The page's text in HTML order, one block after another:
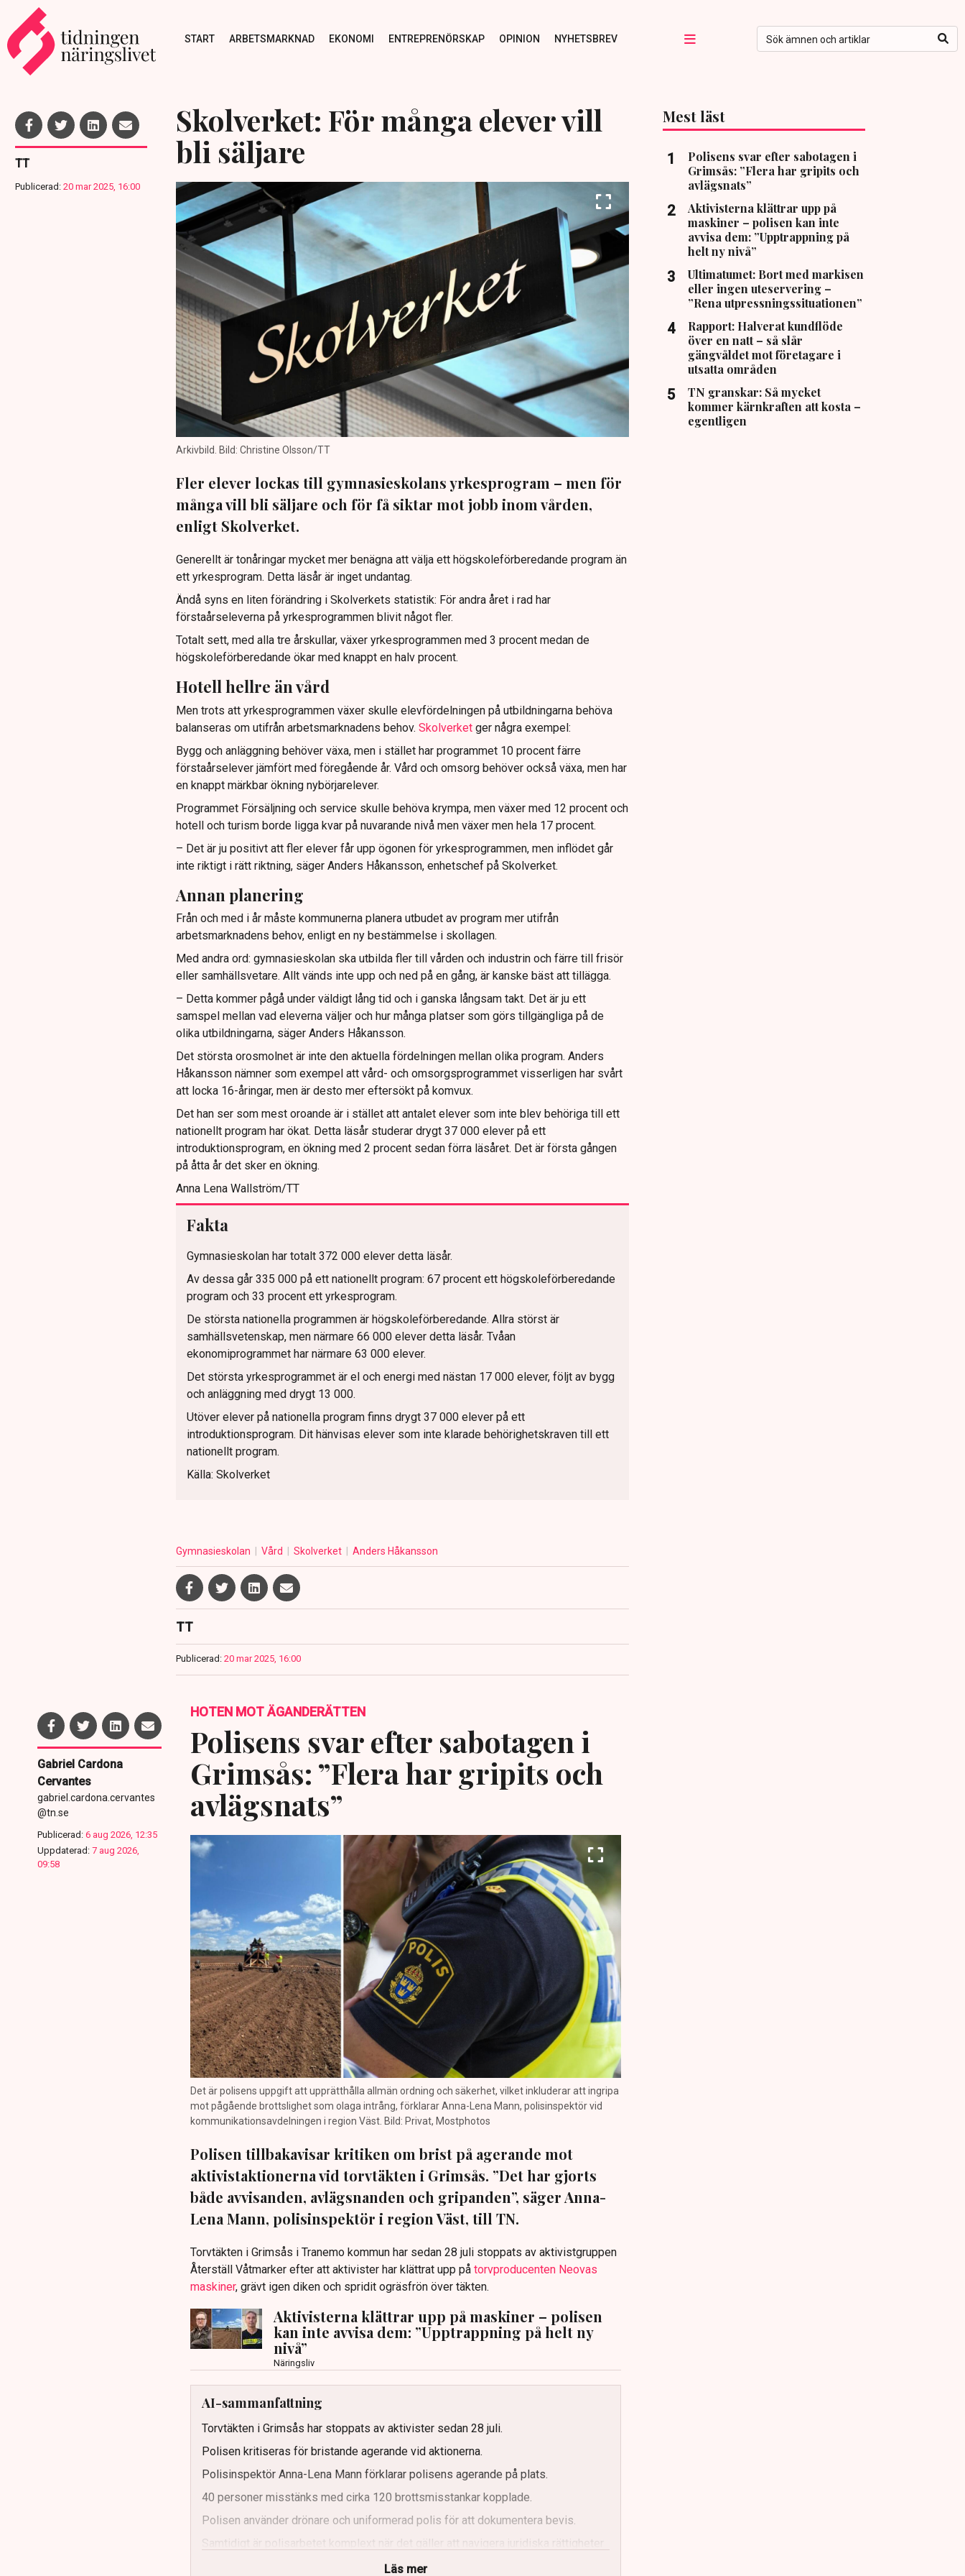
START ARBETSMARKNAD EKONOMI ENTREPRENÖRSKAP OPINION NYHETSBREV
TT
Publicerad: 20 mar 2025, 16:00
Skolverket: För många elever vill
bli säljare
Arkivbild. Bild: Christine Olsson/TT
Fler elever lockas till gymnasieskolans yrkesprogram – men för
många vill bli säljare och för få siktar mot jobb inom vården,
enligt Skolverket.
Generellt är tonåringar mycket mer benägna att välja ett högskoleförberedande program än
ett yrkesprogram. Detta läsår är inget undantag.
Ändå syns en liten förändring i Skolverkets statistik: För andra året i rad har
förstaårseleverna på yrkesprogrammen blivit något fler.
Totalt sett, med alla tre årskullar, växer yrkesprogrammen med 3 procent medan de
högskoleförberedande ökar med knappt en halv procent.
Hotell hellre än vård
Men trots att yrkesprogrammen växer skulle elevfördelningen på utbildningarna behöva
balanseras om utifrån arbetsmarknadens behov. Skolverketger några exempel:
Bygg och anläggning behöver växa, men i stället har programmet 10 procent färre
förstaårselever jämfört med föregående år. Vård och omsorg behöver också växa, men har
en knappt märkbar ökning nybörjarelever.
Programmet Försäljning och service skulle behöva krympa, men växer med 12 procent och
hotell och turism borde ligga kvar på nuvarande nivå men växer men hela 17 procent.
– Det är ju positivt att fler elever får upp ögonen för yrkesprogrammen, men inflödet går
inte riktigt i rätt riktning, säger Anders Håkansson, enhetschef på Skolverket.
Annan planering
Från och med i år måste kommunerna planera utbudet av program mer utifrån
arbetsmarknadens behov, enligt en ny bestämmelse i skollagen.
Med andra ord: gymnasieskolan ska utbilda fler till vården och industrin och färre till frisör
eller samhällsvetare. Allt vänds inte upp och ned på en gång, är kanske bäst att tillägga.
– Detta kommer pågå under väldigt lång tid och i ganska långsam takt. Det är ju ett
samspel mellan vad eleverna väljer och hur många platser som görs tillgängliga på de
olika utbildningarna, säger Anders Håkansson.
Det största orosmolnet är inte den aktuella fördelningen mellan olika program. Anders
Håkansson nämner som exempel att vård- och omsorgsprogrammet visserligen har svårt
att locka 16-åringar, men är desto mer eftersökt på komvux.
Det han ser som mest oroande är i stället att antalet elever som inte blev behöriga till ett
nationellt program har ökat. Detta läsår studerar drygt 37 000 elever på ett
introduktionsprogram, en ökning med 2 procent sedan förra läsåret. Det är första gången
på åtta år det sker en ökning.
Anna Lena Wallström/TT
Fakta
Gymnasieskolan har totalt 372 000 elever detta läsår.
Av dessa går 335 000 på ett nationellt program: 67 procent ett högskoleförberedande
program och 33 procent ett yrkesprogram.
De största nationella programmen är högskoleförberedande. Allra störst är
samhällsvetenskap, men närmare 66 000 elever detta läsår. Tvåan
ekonomiprogrammet har närmare 63 000 elever.
Det största yrkesprogrammet är el och energi med nästan 17 000 elever, följt av bygg
och anläggning med drygt 13 000.
Utöver elever på nationella program finns drygt 37 000 elever på ett
introduktionsprogram. Dit hänvisas elever som inte klarade behörighetskraven till ett
nationellt program.
Källa: Skolverket
Gymnasieskolan Vård Skolverket Anders Håkansson
TT
Publicerad: 20 mar 2025, 16:00
Mest läst
Polisens svar efter sabotagen i
Grimsås: ”Flera har gripits och
avlägsnats”
Aktivisterna klättrar upp på
maskiner – polisen kan inte
avvisa dem: ”Upptrappning på
helt ny nivå”
Ultimatumet: Bort med markisen
eller ingen uteservering –
”Rena utpressningssituationen”
Rapport: Halverat kundflöde
över en natt – så slår
gängvåldet mot företagare i
utsatta områden
TN granskar: Så mycket
kommer kärnkraften att kosta –
egentligen
Gabriel Cardona
Cervantes
gabriel.cardona.cervantes
@tn.se
Publicerad: 6 aug 2026, 12:35
Uppdaterad: 7 aug 2026,
09:58
HOTEN MOT ÄGANDERÄTTEN
Polisens svar efter sabotagen i
Grimsås: ”Flera har gripits och
avlägsnats”
Det är polisens uppgift att upprätthålla allmän ordning och säkerhet, vilket inkluderar att ingripa
mot pågående brottslighet som olaga intrång, förklarar Anna-Lena Mann, polisinspektör vid
kommunikationsavdelningen i region Väst. Bild: Privat, Mostphotos
Polisen tillbakavisar kritiken om brist på agerande mot
aktivistaktionerna vid torvtäkten i Grimsås. ”Det har gjorts
både avvisanden, avlägsnanden och gripanden”, säger Anna-
Lena Mann, polisinspektör i region Väst, till TN.
Torvtäkten i Grimsås i Tranemo kommun har sedan 28 juli stoppats av aktivistgruppen
Återställ Våtmarker efter att aktivister har klättrat upp påtorvproducenten Neovas
maskiner, grävt igen diken och spridit ogräsfrön över täkten.
Aktivisterna klättrar upp på maskiner – polisen
kan inte avvisa dem: ”Upptrappning på helt ny
nivå”
Näringsliv
AI-sammanfattning
Torvtäkten i Grimsås har stoppats av aktivister sedan 28 juli.
Polisen kritiseras för bristande agerande vid aktionerna.
Polisinspektör Anna-Lena Mann förklarar polisens agerande på plats.
40 personer misstänks med cirka 120 brottsmisstankar kopplade.
Polisen använder drönare och uniformerad polis för att dokumentera bevis.
Samtidigt är polisarbetet komplext när det gäller att navigera juridiska rättigheter
Läs mer